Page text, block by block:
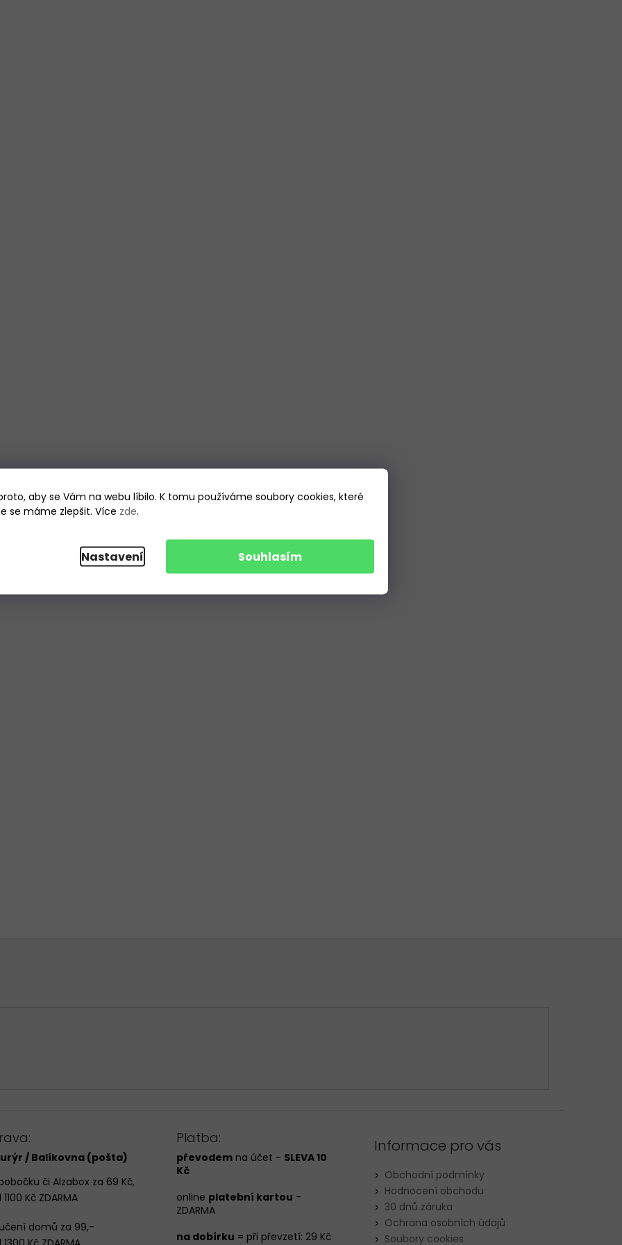
aby se Vám na webu líbilo. K tomu používáme soubory cookies, které
se máme zlepšit. Více zde.
Nastavení Souhlasím
/ Balíkovna (pošta)
či Alzabox za 69 Kč,
Kč ZDARMA
domů za 99,-
Platba:
převodem na účet - SLEVA 10
Kč
online platební kartou -
ZDARMA
na dobírku = při převzetí: 29 Kč
Informace pro vás
Obchodní podmínky
Hodnocení obchodu
30 dnů záruka
Ochrana osobních údajů
Soubory cookies